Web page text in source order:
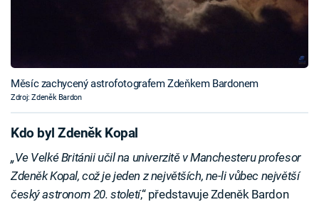
Měsíc zachycený astrofotografem Zdeňkem Bardonem
Zdroj: Zdeněk Bardon
Kdo byl Zdeněk Kopal
„Ve Velké Británii učil na univerzitě v Manchesteru profesor
Zdeněk Kopal, což je jeden z největších, ne-li vůbec největší
český astronom 20. století,“ představuje Zdeněk Bardon